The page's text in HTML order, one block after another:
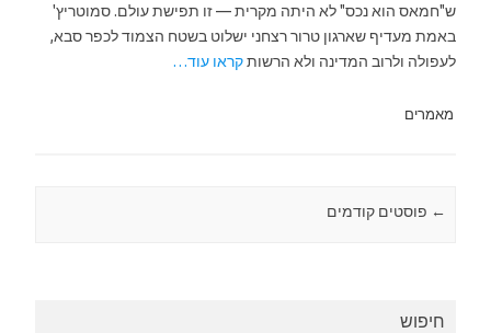
ש"חמאס הוא נכס" לא היתה מקרית — זו תפישת עולם. סמוטריץ'
באמת מעדיף שארגון טרור רצחני ישלוט בשטח הצמוד לכפר סבא,
לעפולה ולרוב המדינה ולא הרשותקראו עוד…
מאמרים
Post navigation
← פוסטים קודמים
חיפוש